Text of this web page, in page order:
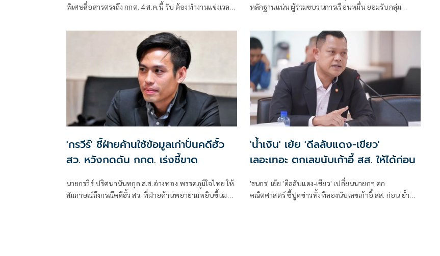
พิเศษสื่อสารตรงถึง กกต. 4 ส.ค.นี้ รับ ต้องทำงานแข่งเวลา
เข้าข่ายละเว้นการปฏิบัติหน้าที่หรือไม่
หลักฐานแน่น ผู้ร่วมขบวนการเรือนหมื่น ยอมรับกลุ่ม
เตือนกกต.หากไม่ส่งศาลฎีกาสอย 138 สว.โดนร้องเอาผิด
ติดคุก!
'กรวีร์' ชี้ฝ่ายค้านใช้ข้อมูลเก่าปั่นคดีฮั้ว
สว. หวังกดดัน กกต. เร่งชี้ขาด
นายกรวีร์ ปริศนานันทกุล ส.ส.อ่างทอง พรรคภูมิใจไทย ให้
สัมภาษณ์ถึงกรณีคดีฮั้ว สว. ที่ฝ่ายค้านพยายามหยิบขึ้นมา
'น้ำเงิน' เย้ย 'ดีลลับแดง-เขียว'
เลอะเทอะ ตกเลขนับเก้าอี้ สส. ให้ได้ก่อน
'ธนกร' เย้ย 'ดีลลับแดง-เขียว' เปลี่ยนนายกฯ ตก
คณิตศาสตร์ ชี้ปูดข่าวทั้งทีลองนับเลขเก้าอี้ สส. ก่อน ย้ำ